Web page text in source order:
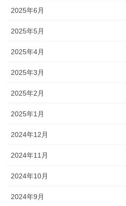
2025年6月
2025年5月
2025年4月
2025年3月
2025年2月
2025年1月
2024年12月
2024年11月
2024年10月
2024年9月